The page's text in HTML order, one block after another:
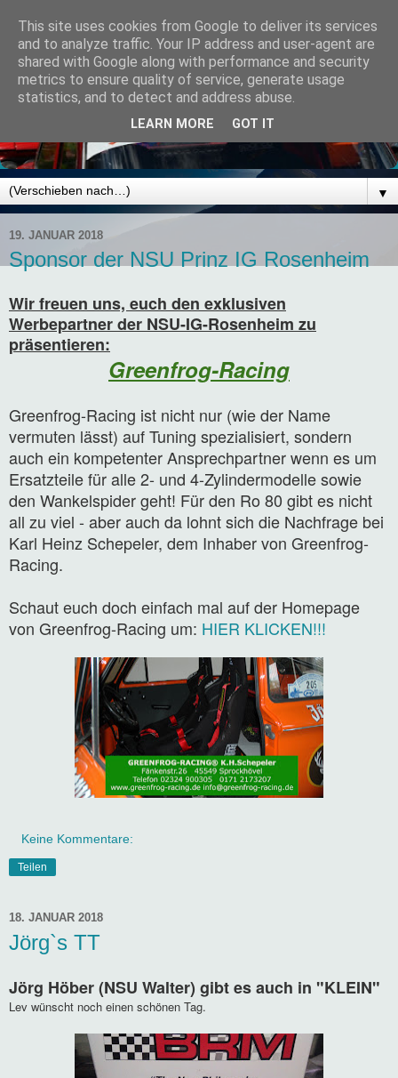
▼
19. JANUAR 2018
Sponsor der NSU Prinz IG Rosenheim
Wir freuen uns, euch den exklusiven
Werbepartner der NSU-IG-Rosenheim zu
präsentieren:
Greenfrog-Racing
Greenfrog-Racing ist nicht nur (wie der Name
vermuten lässt) auf Tuning spezialisiert, sondern
auch ein kompetenter Ansprechpartner wenn es um
Ersatzteile für alle 2- und 4-Zylindermodelle sowie
den Wankelspider geht! Für den Ro 80 gibt es nicht
all zu viel - aber auch da lohnt sich die Nachfrage bei
Karl Heinz Schepeler, dem Inhaber von Greenfrog-
Racing.
Schaut euch doch einfach mal auf der Homepage
von Greenfrog-Racing um: HIER KLICKEN!!!
Keine Kommentare:
Teilen
18. JANUAR 2018
Jörg`s TT
Jörg Höber (NSU Walter) gibt es auch in "KLEIN"
Lev wünscht noch einen schönen Tag.
This site uses cookies from Google to deliver its services
and to analyze traffic. Your IP address and user-agent are
shared with Google along with performance and security
metrics to ensure quality of service, generate usage
statistics, and to detect and address abuse.
LEARN MORE GOT IT